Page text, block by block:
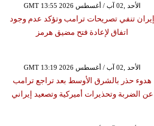
GMT 13:55 2026 الأحد ,02 آب / أغسطس
إيران تنفي تصريحات ترامب وتؤكد عدم وجود
اتفاق لإعادة فتح مضيق هرمز
GMT 13:19 2026 الأحد ,02 آب / أغسطس
هدوء حذر بالشرق الأوسط بعد تراجع ترامب
عن الضربة وتحذيرات أميركية وتصعيد إيراني